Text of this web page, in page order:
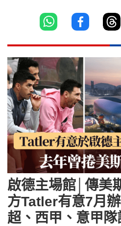
啟德主場館│傳美
方Tatler有意7月
超、西甲、意甲隊